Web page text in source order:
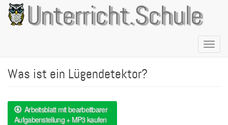
Direkt
zum
Inhalt
Unterricht.Schule
Was ist ein Lügendetektor?
Arbeitsblatt mit bearbeitbarer
Aufgabenstellung + MP3 kaufen